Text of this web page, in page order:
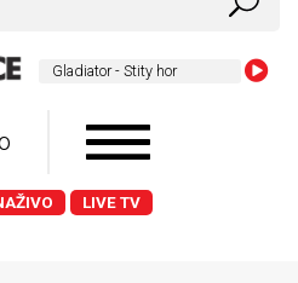
Gladiator - Stity hor
LIVE TV